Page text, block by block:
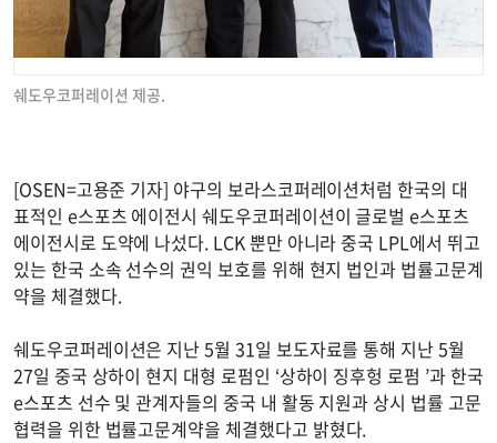
쉐도우코퍼레이션 제공.
[OSEN=고용준 기자] 야구의 보라스코퍼레이션처럼 한국의 대
표적인 e스포츠 에이전시 쉐도우코퍼레이션이 글로벌 e스포츠
에이전시로 도약에 나섰다. LCK 뿐만 아니라 중국 LPL에서 뛰고
있는 한국 소속 선수의 권익 보호를 위해 현지 법인과 법률고문계
약을 체결했다.
쉐도우코퍼레이션은 지난 5월 31일 보도자료를 통해 지난 5월
27일 중국 상하이 현지 대형 로펌인 ‘상하이 징후헝 로펌 ’과 한국
e스포츠 선수 및 관계자들의 중국 내 활동 지원과 상시 법률 고문
협력을 위한 법률고문계약을 체결했다고 밝혔다.